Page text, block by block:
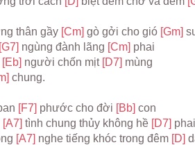
thân gầy [Cm] gò gởi cho gió [Gm]
[G7] ngùng đành lãng [Cm] phai
[Eb] người chốn mịt [D7] mùng
chung.
[F7] phước cho đời [Bb] con
[A7] tình chung thủy không hề [D7] phai
[A7] nghe tiếng khóc trong đêm [D]